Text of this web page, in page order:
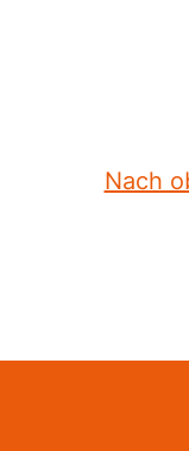
Nach